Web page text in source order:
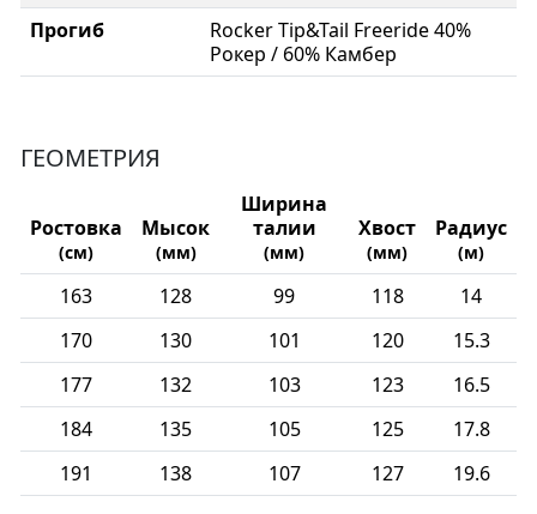
Прогиб
Rocker Tip&Tail Freeride 40%
Рокер / 60% Камбер
ГЕОМЕТРИЯ
Ростовка
(см)
Мысок
(мм)
Ширина
талии
(мм)
Хвост
(мм)
Радиус
(м)
163 128 99 118
14
170
130 101 120
15.3
177
132 103 123
16.5
184
135 105 125
17.8
191
138 107 127 19.6